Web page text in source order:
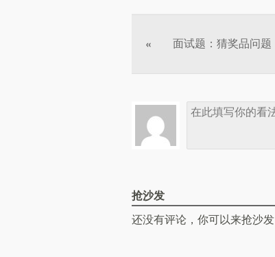
« 面试题：猜奖品问题
抢沙发
还没有评论，你可以来抢沙发